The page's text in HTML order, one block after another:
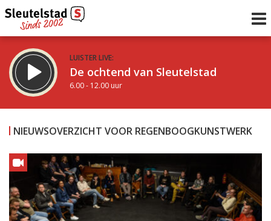
LUISTER LIVE:
De ochtend van Sleutelstad
6.00 - 12.00 uur
De middag van Sleutelstad
Vorig uur
Volgend uur
NIEUWSOVERZICHT VOOR REGENBOOGKUNSTWERK